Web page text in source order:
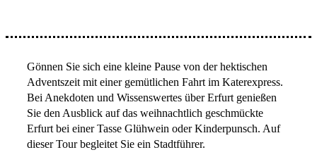
Gönnen Sie sich eine kleine Pause von der hektischen
Adventszeit mit einer gemütlichen Fahrt im Katerexpress.
Bei Anekdoten und Wissenswertes über Erfurt genießen
Sie den Ausblick auf das weihnachtlich geschmückte
Erfurt bei einer Tasse Glühwein oder Kinderpunsch. Auf
dieser Tour begleitet Sie ein Stadtführer.